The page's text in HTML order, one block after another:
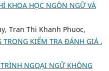
KHOA HỌC NGÔN NGỮ VÀ
Tran Thi Khanh Phuoc,
TRONG KIỂM TRA ĐÁNH GIÁ ,
NGOẠI NGỮ KHÔNG